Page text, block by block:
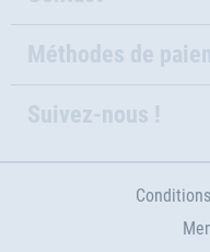
Méthodes de
Suivez-nous !